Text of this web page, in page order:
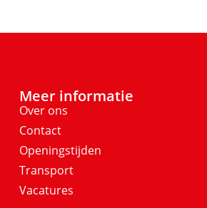
Meer informatie
Over ons
Contact
Openingstijden
Transport
Vacatures